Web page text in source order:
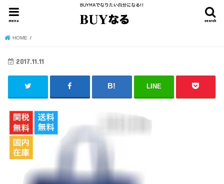
search
menu
HOME
2017.11.11
LINE